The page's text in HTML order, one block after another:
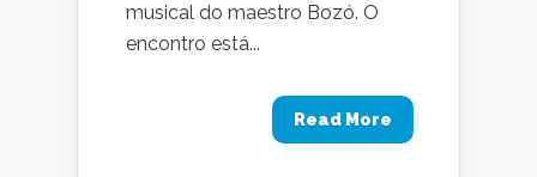
musical do maestro Bozó. O
encontro está...
Read More